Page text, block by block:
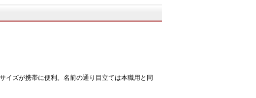
イズが携帯に便利。名前の通り目立ては本職用と同